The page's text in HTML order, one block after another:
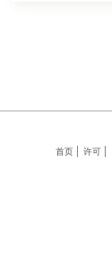
首页 许可